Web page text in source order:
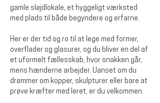
gamle sløjdlokale, et hyggeligt værksted
med plads til både begyndere og erfarne.
Her er der tid og ro til at lege med former,
overflader og glasurer, og du bliver en del af
et uformelt fællesskab, hvor snakken går,
mens hænderne arbejder. Uanset om du
drømmer om kopper, skulpturer eller bare at
prøve kræfter med leret, er du velkommen.